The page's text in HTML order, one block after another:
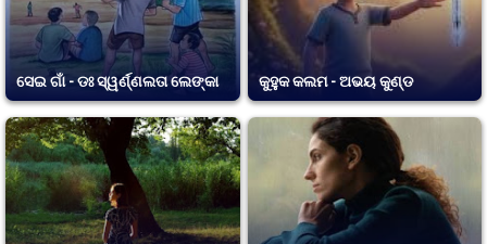
ସେଇ ଗାଁ - ଡଃ ସ୍ୱର୍ଣ୍ଣଲତା ଲେଙ୍କା କୁହୁକ କଲମ - ଅଭୟ କୁଣ୍ଡ